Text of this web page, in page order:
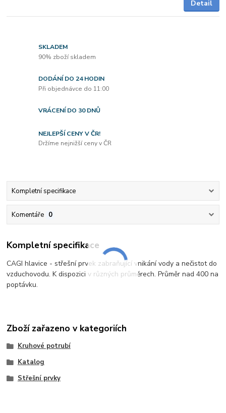
Detail
SKLADEM
90% zboží skladem
DODÁNÍ DO 24 HODIN
Při objednávce do 11:00
VRÁCENÍ DO 30 DNŮ
NEJLEPŠÍ CENY V ČR!
Držíme nejnižší ceny v ČR
Kompletní specifikace
Komentáře 0
Kompletní specifikace
CAGI hlavice - střešní prvek zabraňující vnikání vody a nečistot do
vzduchovodu. K dispozici v různých průměrech. Průměr nad 400 na
poptávku.
Zboží zařazeno v kategoriích
Kruhové potrubí
Katalog
Střešní prvky